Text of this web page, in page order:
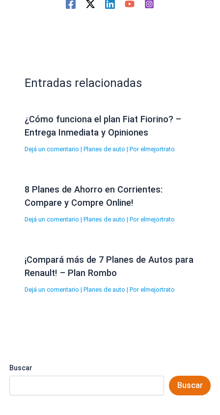
Entradas relacionadas
¿Cómo funciona el plan Fiat Fiorino? –
Entrega Inmediata y Opiniones
Dejá un comentario | Planes de auto | Por elmejortrato
8 Planes de Ahorro en Corrientes:
Compare y Compre Online!
Dejá un comentario | Planes de auto | Por elmejortrato
¡Compará más de 7 Planes de Autos para
Renault! – Plan Rombo
Dejá un comentario | Planes de auto | Por elmejortrato
Buscar
Buscar